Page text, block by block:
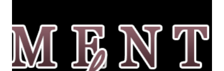
colori del blu, Amy Harmon ★ ★ ★ ★ Sapete il mio
rapporto con gli ya. Questo stranamente mi è piaciuto
molto. Mi è piaciuta la protagonista, la sua crescita, il suo